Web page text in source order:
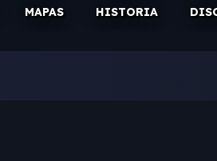
MAPAS HISTORIA